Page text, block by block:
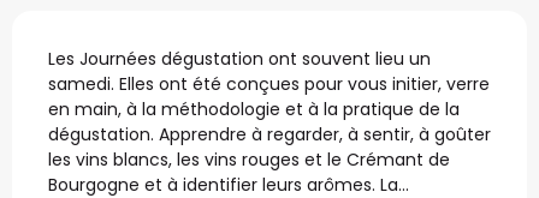
Description
Les Journées dégustation ont souvent lieu un
samedi. Elles ont été conçues pour vous initier, verre
en main, à la méthodologie et à la pratique de la
dégustation. Apprendre à regarder, à sentir, à goûter
les vins blancs, les vins rouges et le Crémant de
Bourgogne et à identifier leurs arômes. La...